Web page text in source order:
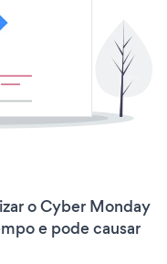
o Cyber Monday
e pode causar